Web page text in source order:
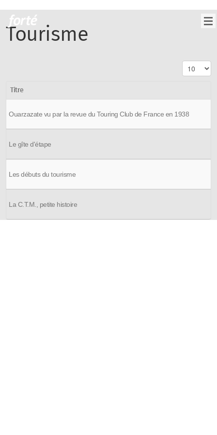
Tourisme
Titre
Ouarzazate vu par la revue du Touring Club de France en 1938
Le gîte d'étape
Les débuts du tourisme
La C.T.M., petite histoire